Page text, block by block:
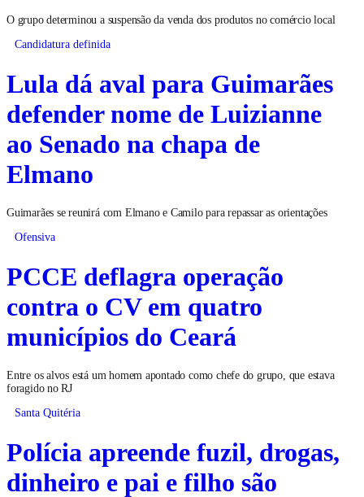
O grupo determinou a suspensão da venda dos produtos no comércio local
Candidatura definida
Lula dá aval para Guimarães
defender nome de Luizianne
ao Senado na chapa de
Elmano
Guimarães se reunirá com Elmano e Camilo para repassar as orientações
Ofensiva
PCCE deflagra operação
contra o CV em quatro
municípios do Ceará
Entre os alvos está um homem apontado como chefe do grupo, que estava
foragido no RJ
Santa Quitéria
Polícia apreende fuzil, drogas,
dinheiro e pai e filho são